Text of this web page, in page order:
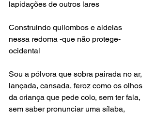
lapidações de outros lares
Construindo quilombos e aldeias
nessa redoma -que não protege-
ocidental
Sou a pólvora que sobra pairada no ar,
lançada, cansada, feroz como os olhos
da criança que pede colo, sem ter fala,
sem saber pronunciar uma sílaba,